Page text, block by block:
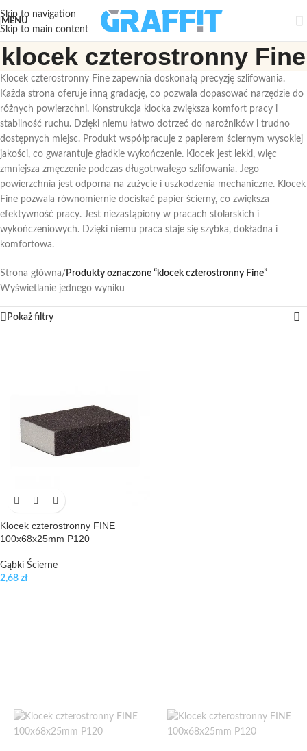
Skip to navigation
Skip to main content
MENU
klocek czterostronny Fine
Klocek czterostronny Fine zapewnia doskonałą precyzję szlifowania.
Każda strona oferuje inną gradację, co pozwala dopasować narzędzie do
różnych powierzchni. Konstrukcja klocka zwiększa komfort pracy i
stabilność ruchu. Dzięki niemu łatwo dotrzeć do narożników i trudno
dostępnych miejsc. Produkt współpracuje z papierem ściernym wysokiej
jakości, co gwarantuje gładkie wykończenie. Klocek jest lekki, więc
zmniejsza zmęczenie podczas długotrwałego szlifowania. Jego
powierzchnia jest odporna na zużycie i uszkodzenia mechaniczne. Klocek
Fine pozwala równomiernie dociskać papier ścierny, co zwiększa
efektywność pracy. Jest niezastąpiony w pracach stolarskich i
wykończeniowych. Dzięki niemu praca staje się szybka, dokładna i
komfortowa.
Strona główna/ Produkty oznaczone “klocek czterostronny Fine”
Wyświetlanie jednego wyniku
Pokaż filtry
Klocek czterostronny FINE
100x68x25mm P120
Gąbki Ścierne
2,68 zł